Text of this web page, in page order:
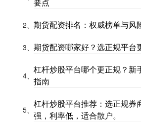
2、 期货配资排名：权威榜单与风
3、 期货配资哪家好？选正规平台
4、
杠杆炒股平台哪个更正规？新
指南
5、
杠杆炒股平台推荐：选正规券
强，利率低，适合散户。